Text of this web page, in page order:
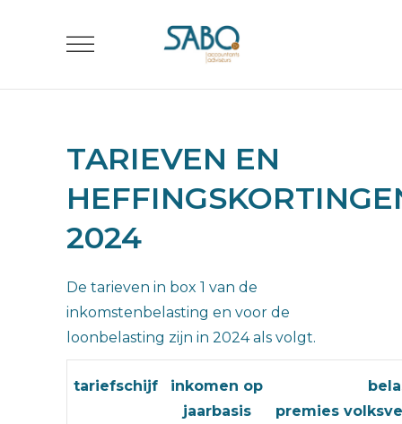
TARIEVEN EN
2024
De tarieven in box 1 van de
inkomstenbelasting en voor de
loonbelasting zijn in 2024 als volgt.
tariefschijf
inkomen op
jaarbasis
premies